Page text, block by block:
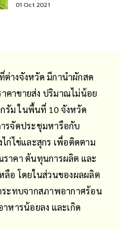
01 Oct 2021
างจังหวัด มีกานำผักสด
คาขายส่ง ปริมาณไม่น้อย
รัม ในพื้นที่ 10 จังหวัด
รจัดประชุมหารือกับ
ไก่ไข่และสุกร เพื่อติดตาม
าคา ต้นทุนการผลิต และ
ลือ โดยในส่วนของผลผลิต
ระทบจากสภาพอากาศร้อน
หารน้อยลง และเกิด